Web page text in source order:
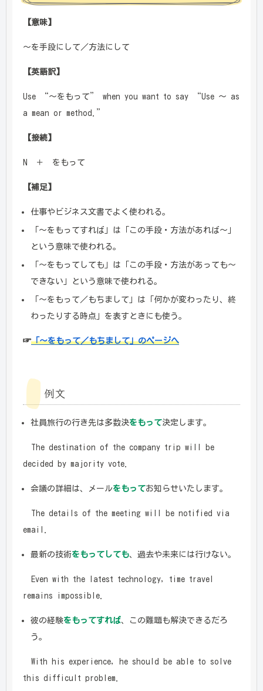
【意味】
～を手段にして／方法にして
【英語訳】
Use “～をもって” when you want to say “Use ～ as
a mean or method.”
【接続】
N ＋ をもって
【補足】
仕事やビジネス文書でよく使われる。
「～をもってすれば」は「この手段・方法があれば～」
という意味で使われる。
「～をもってしても」は「この手段・方法があっても～
できない」という意味で使われる。
「～をもって／もちまして」は「何かが変わったり、終
わったりする時点」を表すときにも使う。
☞「～をもって／もちまして」のページへ
例文
社員旅行の行き先は多数決をもって決定します。
The destination of the company trip will be
decided by majority vote.
会議の詳細は、メールをもってお知らせいたします。
The details of the meeting will be notified via
email.
最新の技術をもってしても、過去や未来には行けない。
Even with the latest technology, time travel
remains impossible.
彼の経験をもってすれば、この難題も解決できるだろ
う。
With his experience, he should be able to solve
this difficult problem.